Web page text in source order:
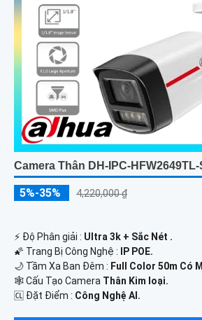
Camera Thân DH-IPC-HFW2649TL-
5%-35% 4,220,000 ₫
️⚡ Độ Phân giải : Ultra 3k + Sắc Nét .
🌠 Trang Bị Công Nghệ :
IP POE.
🌙 Tầm Xa Ban Đêm : Full Color 50m Có
🕸️ Cấu Tạo Camera Thân Kim loại.
️🆑 Đặt Điểm : Công Nghệ AI.